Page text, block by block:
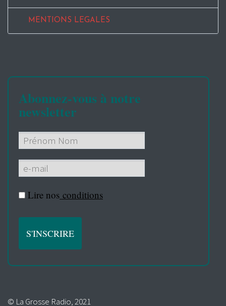
MENTIONS LEGALES
Abonnez-vous à notre
newsletter
Lire nos conditions
© La Grosse Radio, 2021